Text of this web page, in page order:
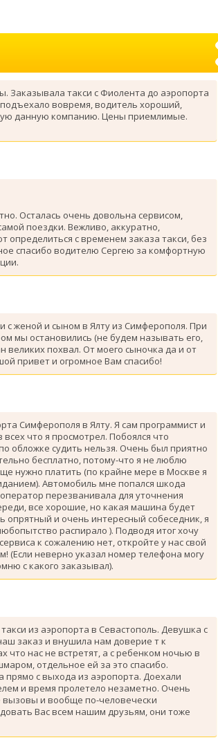
Заказывала такси с Фиолента до аэропорта
вовремя, водитель хороший,
данную компанию. Цены приемлимые.
Осталась очень довольна сервисом,
поездки. Вежливо, аккуратно,
с временем заказа такси, без
спасибо водителю Сергею за комфортную
с женой и сыном в Ялту из Симферополя. При
мы остановились (не будем называть его,
великих похвал. От моего сыночка да и от
привет и огромное Вам спасибо!
Симферополя в Ялту. Я сам программист и
что я просмотрел. Побоялся что
обложке судить нельзя. Очень был приятно
бесплатно, потому-что я не люблю
нужно платить (по крайне мере в Москве я
Автомобиль мне попался шкода
перезванивала для уточнения
все хорошие, но какая машина будет
опрятный и очень интересный собеседник, я
распирало ). Подводя итог хочу
к сожалению нет, откройте у нас свой
(Если неверно указал номер телефона могу
с какого заказывал).
из аэропорта в Севастополь. Девушка с
заказ и внушила нам доверие т к
нас не встретят, а с ребенком ночью в
отдельное ей за это спасибо.
с выхода из аэропорта. Доехали
и время пролетело незаметно. Очень
и вообще по-человечески
Вас всем нашим друзьям, они тоже